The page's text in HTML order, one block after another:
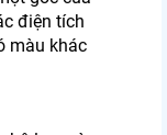
điện tích
màu khác